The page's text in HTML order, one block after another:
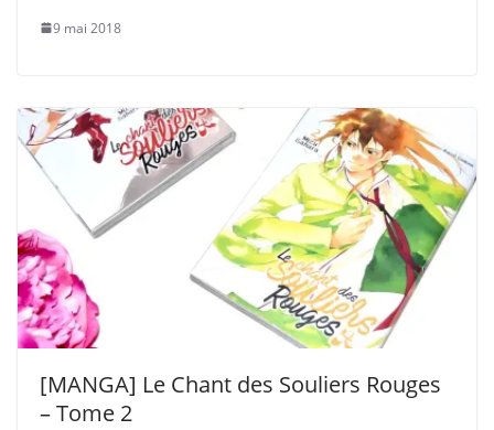
9 mai 2018
[MANGA] Le Chant des Souliers Rouges
– Tome 2